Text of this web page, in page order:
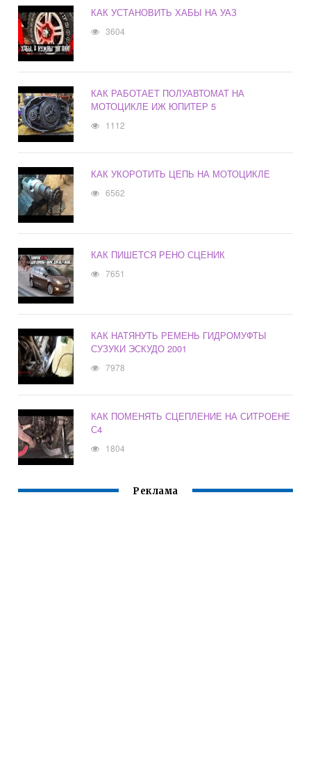
КАК УСТАНОВИТЬ ХАБЫ НА УАЗ
3604
КАК РАБОТАЕТ ПОЛУАВТОМАТ НА
МОТОЦИКЛЕ ИЖ ЮПИТЕР 5
1112
КАК УКОРОТИТЬ ЦЕПЬ НА МОТОЦИКЛЕ
6562
КАК ПИШЕТСЯ РЕНО СЦЕНИК
7651
КАК НАТЯНУТЬ РЕМЕНЬ ГИДРОМУФТЫ
СУЗУКИ ЭСКУДО 2001
7978
КАК ПОМЕНЯТЬ СЦЕПЛЕНИЕ НА СИТРОЕНЕ
С4
1804
Реклама